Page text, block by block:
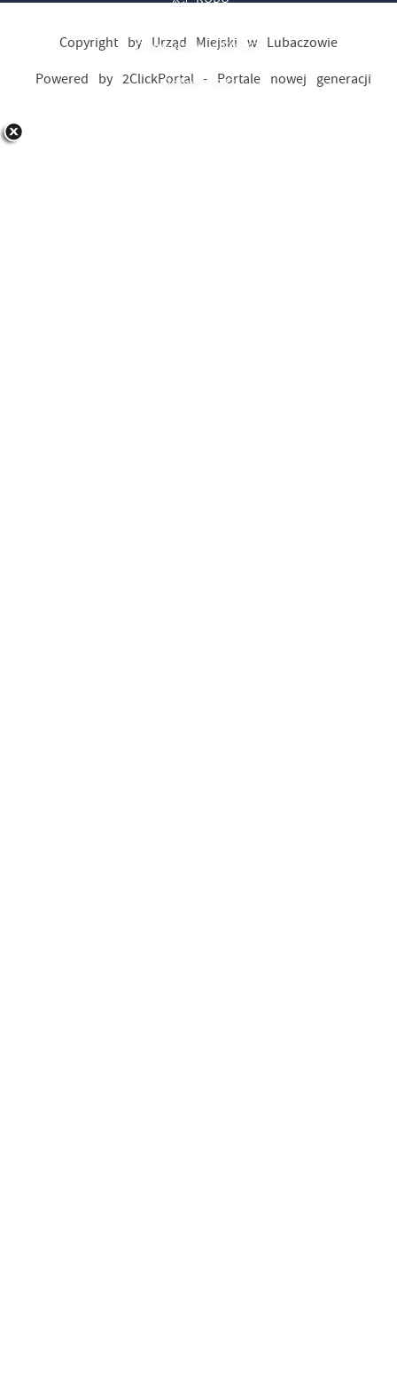
Odwiedzin: 4294567
Online: 693
Copyright by Urząd Miejski w Lubaczowie
Powered by 2ClickPortal- Portale nowej generacji